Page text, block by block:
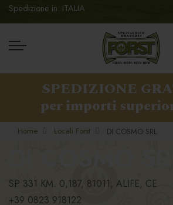
Spedizione in: ITALIA
SPEDIZIONE
per importi
Home Locali Forst DI COSMO SRL
SP 331 KM. 0,187, 81011, ALIFE, CE
+39 0823 918122